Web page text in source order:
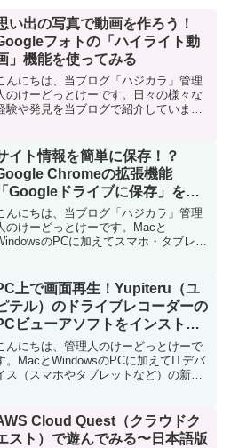
い出の写真で動画を作ろう！
フォトの「ハイライト動
」機能を使ってみる
んにちは、当ブログ「ハジカラ」管理
のけーどっとけーです。日々の様々な
験や発見を当ブログで紹介していま
。今回は、Googleフォトの編集機能の
つ「ハイライト動画...
イト情報を簡単に保存！？
Chromeの拡張機能
「Googleドライブに保存」を使
てみる
んにちは、当ブログ「ハジカラ」管理
のけーどっとけーです。Macと
のPCに加えてスマホ・タブレッ
見を当ブログで紹介しています。ほぼ
日更新しています！...
上で画面再生！Yupiteru（ユ
テル）のドライブレコーダーの
ビューアソフトをインストー
してみる
んにちは、管理人のけーどっとけーで
。MacとWindowsのPCに加えてITデバ
ス（スマホやタブレットなど）の新機
日々の経験や発見を当ブログでまとめ
ています。ほ...
Cloud Quest（クラウドク
スト）で遊んでみる〜日本語版